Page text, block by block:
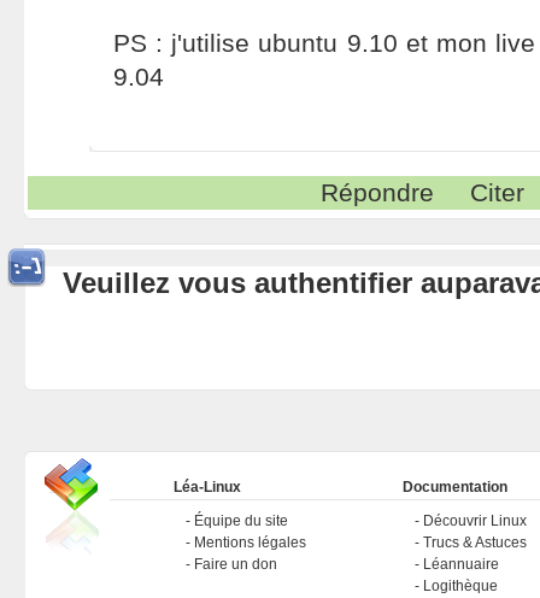
PS : j'utilise ubuntu 9.10 et mon
9.04
Répondre Citer
Veuillez vous authentifier
Léa-Linux
Équipe du site
Mentions légales
Faire un don
Documentation
Découvrir Linux
Trucs & Astuces
Léannuaire
Logithèque